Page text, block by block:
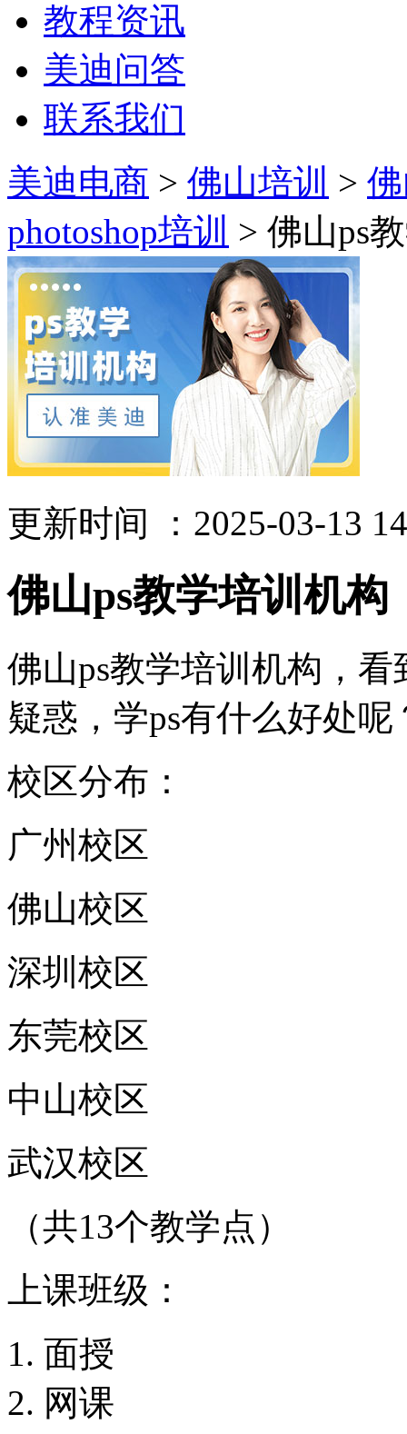
教程资讯
美迪问答
联系我们
美迪电商 > 佛山培训 >
photoshop培训 > 佛山ps
更新时间 ：2025-03-13
佛山ps教学培训机构
佛山ps教学培训机构，
疑惑，学ps有什么好处
校区分布：
广州校区
佛山校区
深圳校区
东莞校区
中山校区
武汉校区
（共13个教学点）
上课班级：
面授
网课